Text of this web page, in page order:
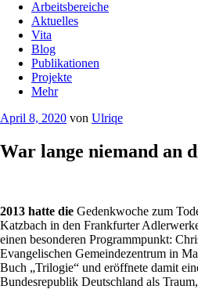
Arbeitsbereiche
Aktuelles
Vita
Blog
Publikationen
Projekte
Mehr
Veröffentlicht
April 8, 2020 von Ulriqe
War lange niemand an
2013 hatte die Gedenkwoche zum
Katzbach in den Frankfurter
einen besonderen Programmpunkt:
Evangelischen Gemeindezentrum in
Buch „Trilogie“ und eröffnete damit
Bundesrepublik Deutschland als